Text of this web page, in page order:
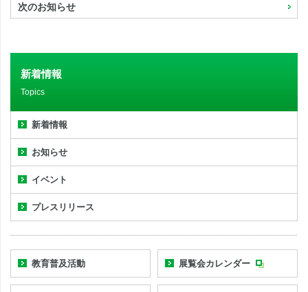
次のお知らせ
新着情報
Topics
新着情報
お知らせ
イベント
プレスリリース
教育普及活動 展覧会カレンダー